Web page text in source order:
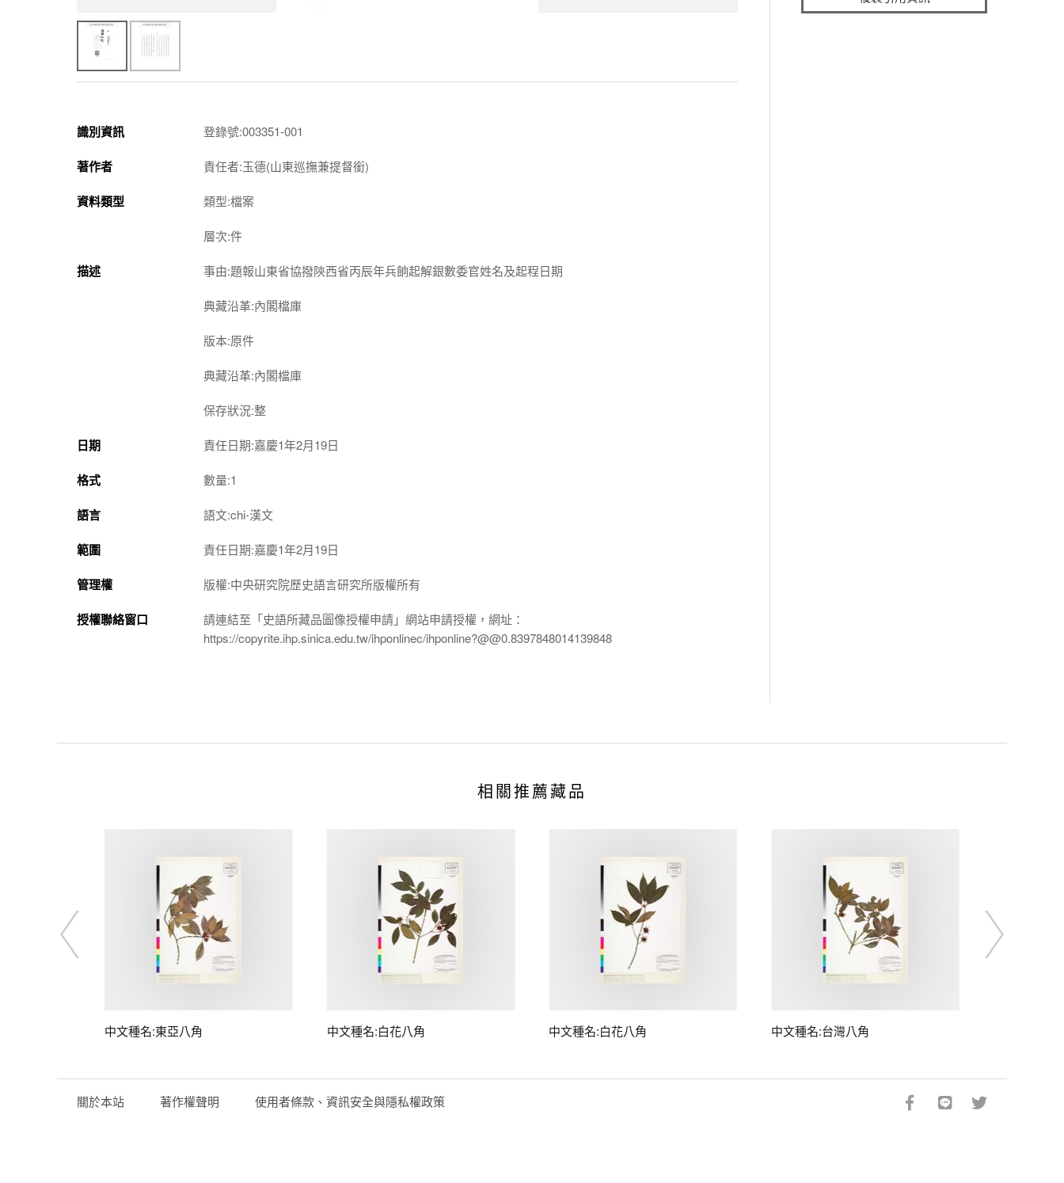
識別資訊 登錄號:003351-001
著作者 責任者:玉德(山東巡撫兼提督銜)
資料類型 類型:檔案
層次:件
描述 事由:題報山東省協撥陝西省丙辰年兵餉起解銀數委官姓名及起程日期
典藏沿革:內閣檔庫
版本:原件
典藏沿革:內閣檔庫
保存狀況:整
日期 責任日期:嘉慶1年2月19日
格式 數量:1
語言 語文:chi-漢文
範圍 責任日期:嘉慶1年2月19日
管理權 版權:中央研究院歷史語言研究所版權所有
授權聯絡窗口
請連結至「史語所藏品圖像授權申請」網站申請授權，網址：
https://copyrite.ihp.sinica.edu.tw/ihponlinec/ihponline?@@0.8397848014139848
相關推薦藏品
中文種名:東亞八角 中文種名:白花八角 中文種名:白花八角 中文種名:台灣八角
關於本站 著作權聲明 使用者條款、資訊安全與隱私權政策